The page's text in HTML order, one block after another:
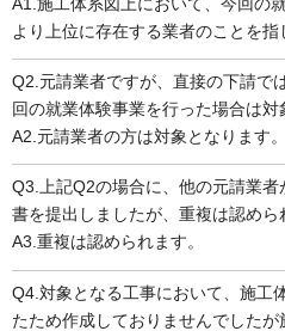
より上位に存在する業者のことを指
Q2.元請業者ですが、直接の下請で
回の就業体験事業を行った場合は対
A2.元請業者の方は対象となります。
Q3.上記Q2の場合に、他の元請業
書を提出しましたが、重複は認めら
A3.重複は認められます。
Q4.対象となる工事において、施工
たため作成しておりませんでしたが